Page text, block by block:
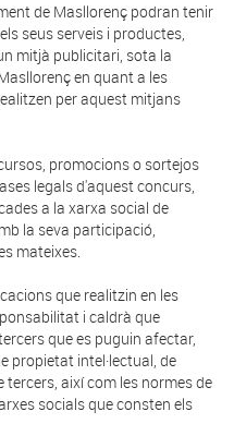
de Masllorenç podran tenir
seus serveis i productes,
mitjà publicitari, sota la
en quant a les
per aquest mitjans
promocions o sortejos
legals d'aquest concurs,
a la xarxa social de
la seva participació,
mateixes.
que realitzin en les
i caldrà que
que es puguin afectar,
propietat intel·lectual, de
així com les normes de
socials que consten els